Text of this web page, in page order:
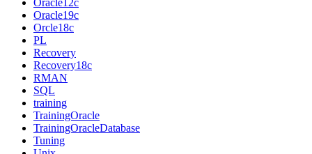
Oracle19c
Orcle18c
PL
Recovery
Recovery18c
RMAN
SQL
training
TrainingOracle
TrainingOracleDatabase
Tuning